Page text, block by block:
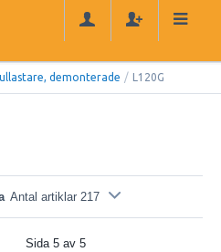
demonterade / L120G
Antal artiklar 217
Sida 5 av 5